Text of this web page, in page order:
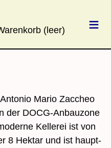
≡
Mario Zaccheo
der DOCG-Anbauzone
Kellerei ist von
8 Hektar und ist haupt­